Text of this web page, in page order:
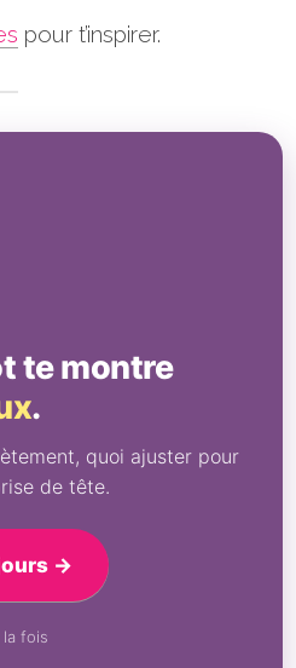
pour t’inspirer.
te montre
.
quoi ajuster pour
de tête.
→
fois